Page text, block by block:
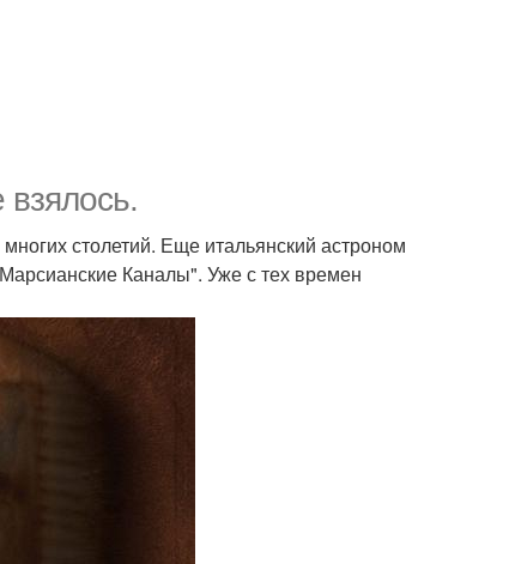
столетий. Еще итальянский астроном
Каналы". Уже с тех времен